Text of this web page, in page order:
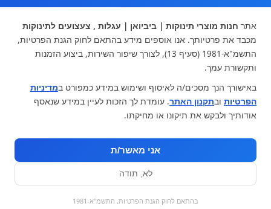
עגלות וטיולונים
כיסא בטיחות ואביזרים
ריהוט לתינוקות
מצעים למיטת תינוק וטקסטיל
צעצועי ילדים
על גלגלים
הנקה והאכלה
מוצרי אמבטיה
מוזמנים לבקר אותנו:
אתר חנות מוצרי תינוקות | ביביואן | עגלות , צעצועים לתינוקות
מכבד את פרטיותך. אנו אוספים מידע בהתאם לחוק הגנת הפרטיות,
התשמ"א-1981 (סעיף 13), לצורך שיפור השירות, ביצוע הזמנות
ותקשורת עמך.
באישורך הנך מסכים/ה לאיסוף ושימוש במידע כמפורט במדיניות
הפרטיות ובתקנון האתר. עומדת לך הזכות לעיין במידע שנאסף
אודותיך ולבקש את תיקונו או מחיקתו.
אני מאשר/ת
לא, תודה
בהתאם לחוק הגנת הפרטיות, התשמ"א-1981